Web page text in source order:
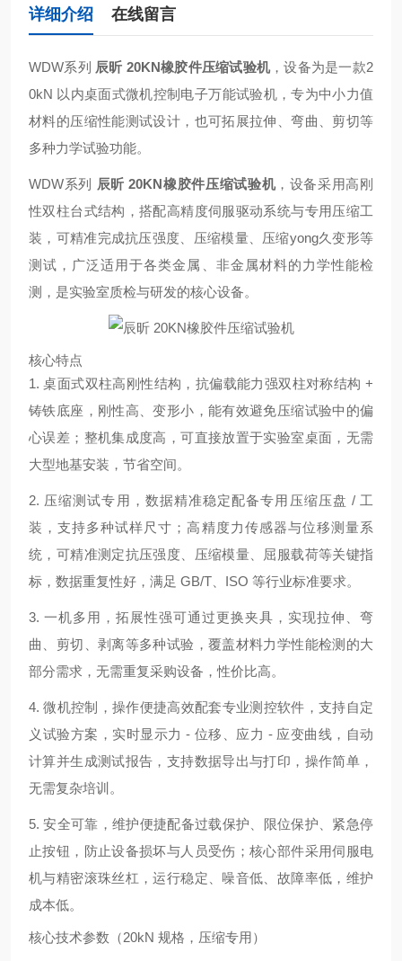
详细介绍 在线留言
WDW系列 辰昕 20KN橡胶件压缩试验机，设备为是一款2
0kN 以内桌面式微机控制电子万能试验机，专为中小力值
材料的压缩性能测试设计，也可拓展拉伸、弯曲、剪切等
多种力学试验功能。
WDW系列 辰昕 20KN橡胶件压缩试验机，设备采用高刚
性双柱台式结构，搭配高精度伺服驱动系统与专用压缩工
装，可精准完成抗压强度、压缩模量、压缩yong久变形等
测试，广泛适用于各类金属、非金属材料的力学性能检
测，是实验室质检与研发的核心设备。
核心特点
1. 桌面式双柱高刚性结构，抗偏载能力强双柱对称结构 +
铸铁底座，刚性高、变形小，能有效避免压缩试验中的偏
心误差；整机集成度高，可直接放置于实验室桌面，无需
大型地基安装，节省空间。
2. 压缩测试专用，数据精准稳定配备专用压缩压盘 / 工
装，支持多种试样尺寸；高精度力传感器与位移测量系
统，可精准测定抗压强度、压缩模量、屈服载荷等关键指
标，数据重复性好，满足 GB/T、ISO 等行业标准要求。
3. 一机多用，拓展性强可通过更换夹具，实现拉伸、弯
曲、剪切、剥离等多种试验，覆盖材料力学性能检测的大
部分需求，无需重复采购设备，性价比高。
4. 微机控制，操作便捷高效配套专业测控软件，支持自定
义试验方案，实时显示力 - 位移、应力 - 应变曲线，自动
计算并生成测试报告，支持数据导出与打印，操作简单，
无需复杂培训。
5. 安全可靠，维护便捷配备过载保护、限位保护、紧急停
止按钮，防止设备损坏与人员受伤；核心部件采用伺服电
机与精密滚珠丝杠，运行稳定、噪音低、故障率低，维护
成本低。
核心技术参数（20kN 规格，压缩专用）